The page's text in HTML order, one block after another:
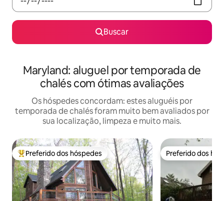
Buscar
Maryland: aluguel por temporada de
chalés com ótimas avaliações
Os hóspedes concordam: estes aluguéis por
temporada de chalés foram muito bem avaliados por
sua localização, limpeza e muito mais.
Entre os melhores preferidos dos hóspedes
Preferido dos hóspedes Preferido dos
Preferido dos